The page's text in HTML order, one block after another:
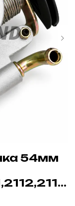
54мм